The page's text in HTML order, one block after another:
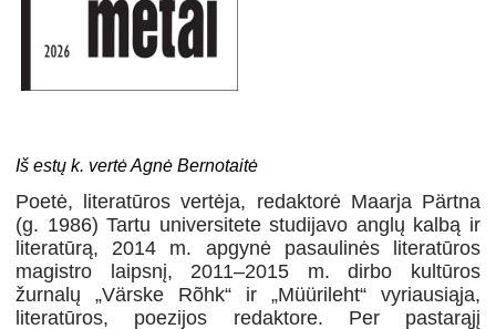
Iš estų k. vertė Agnė Bernotaitė
Poetė, literatūros vertėja, redaktorė Maarja Pärtna
(g. 1986) Tartu universitete studijavo anglų kalbą ir
literatūrą, 2014 m. apgynė pasaulinės literatūros
magistro laipsnį, 2011–2015 m. dirbo kultūros
žurnalų „Värske Rõhk“ ir „Müürileht“ vyriausiąja,
literatūros, poezijos redaktore. Per pastarąjį